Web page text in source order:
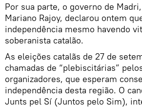
Por sua parte, o governo de
Mariano Rajoy, declarou ontem
independência mesmo havendo
soberanista catalão.
As eleições catalãs de 27 de
chamadas de “plebiscitárias”
organizadores, que esperam
independência desta região. O
Junts pel Sí (Juntos pelo Sim),